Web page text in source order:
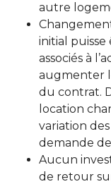
autre
initial
associés à
augmenter
du contrat.
location
variation
demande
Aucun
de retour